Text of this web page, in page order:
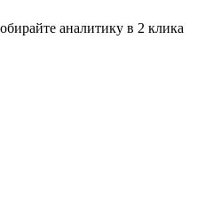
аналитику в 2 клика